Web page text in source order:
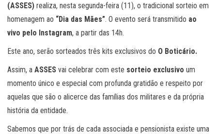
(ASSES) realiza, nesta segunda-feira (11), o tradicional sorteio em
homenagem ao “Dia das Mães”. O evento será transmitido ao
vivo pelo Instagram, a partir das 14h.
Este ano, serão sorteados três kits exclusivos do O Boticário.
Assim, a ASSES vai celebrar com este sorteio exclusivo um
momento único e especial com profunda gratidão e respeito por
aquelas que são o alicerce das famílias dos militares e da própria
história da entidade.
Sabemos que por trás de cada associada e pensionista existe uma